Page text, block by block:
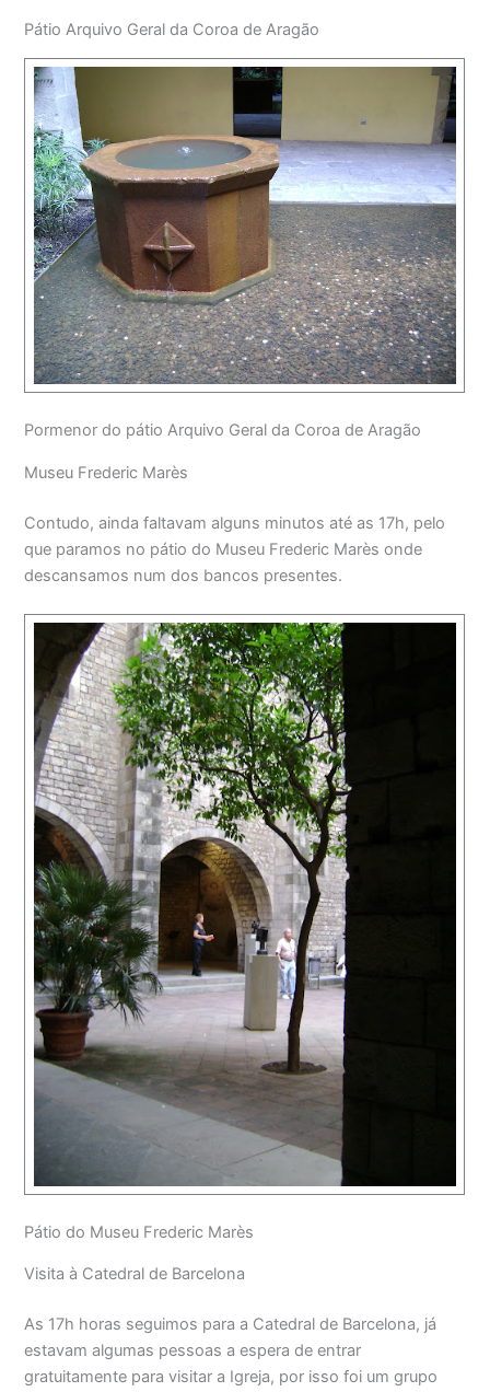
Pátio Arquivo Geral da Coroa de Aragão
Pormenor do pátio Arquivo Geral da Coroa de Aragão
Museu Frederic Marès
Contudo, ainda faltavam alguns minutos até as 17h, pelo
que paramos no pátio do Museu Frederic Marès onde
descansamos num dos bancos presentes.
Pátio do Museu Frederic Marès
Visita à Catedral de Barcelona
As 17h horas seguimos para a Catedral de Barcelona, já
estavam algumas pessoas a espera de entrar
gratuitamente para visitar a Igreja, por isso foi um grupo